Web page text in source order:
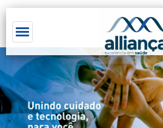
Toggle navigation